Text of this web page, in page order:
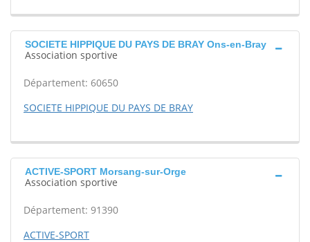
SOCIETE HIPPIQUE DU PAYS DE BRAY Ons-en-Bray
Association sportive
Département: 60650
SOCIETE HIPPIQUE DU PAYS DE BRAY
ACTIVE-SPORT Morsang-sur-Orge
Association sportive
Département: 91390
ACTIVE-SPORT